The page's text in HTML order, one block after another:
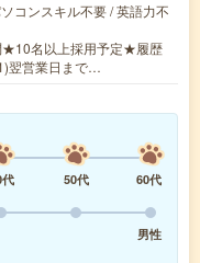
コンスキル不要 / 英語力不
名以上採用予定★履歴
翌営業日まで…
50代
60代
男性